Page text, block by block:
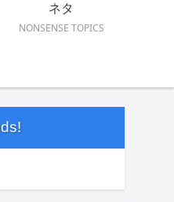
ネタ
NONSENSE TOPICS